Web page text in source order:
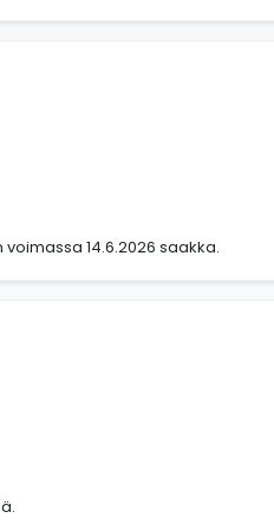
14.6.2026 saakka.